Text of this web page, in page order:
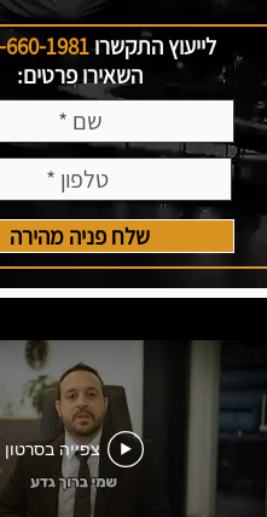
לייעוץ התקשרו660-1981
השאירו פרטים:
שלח פניה מהירה
צפייה בסרטון